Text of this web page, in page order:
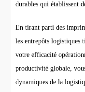
durables qui établissent
En tirant parti des
les entrepôts logistiques
votre efficacité
productivité globale,
dynamiques de la